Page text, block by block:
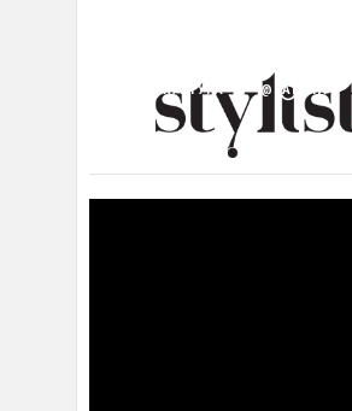
КУЛТУРА @РАБОТА
ИЗЛОГ